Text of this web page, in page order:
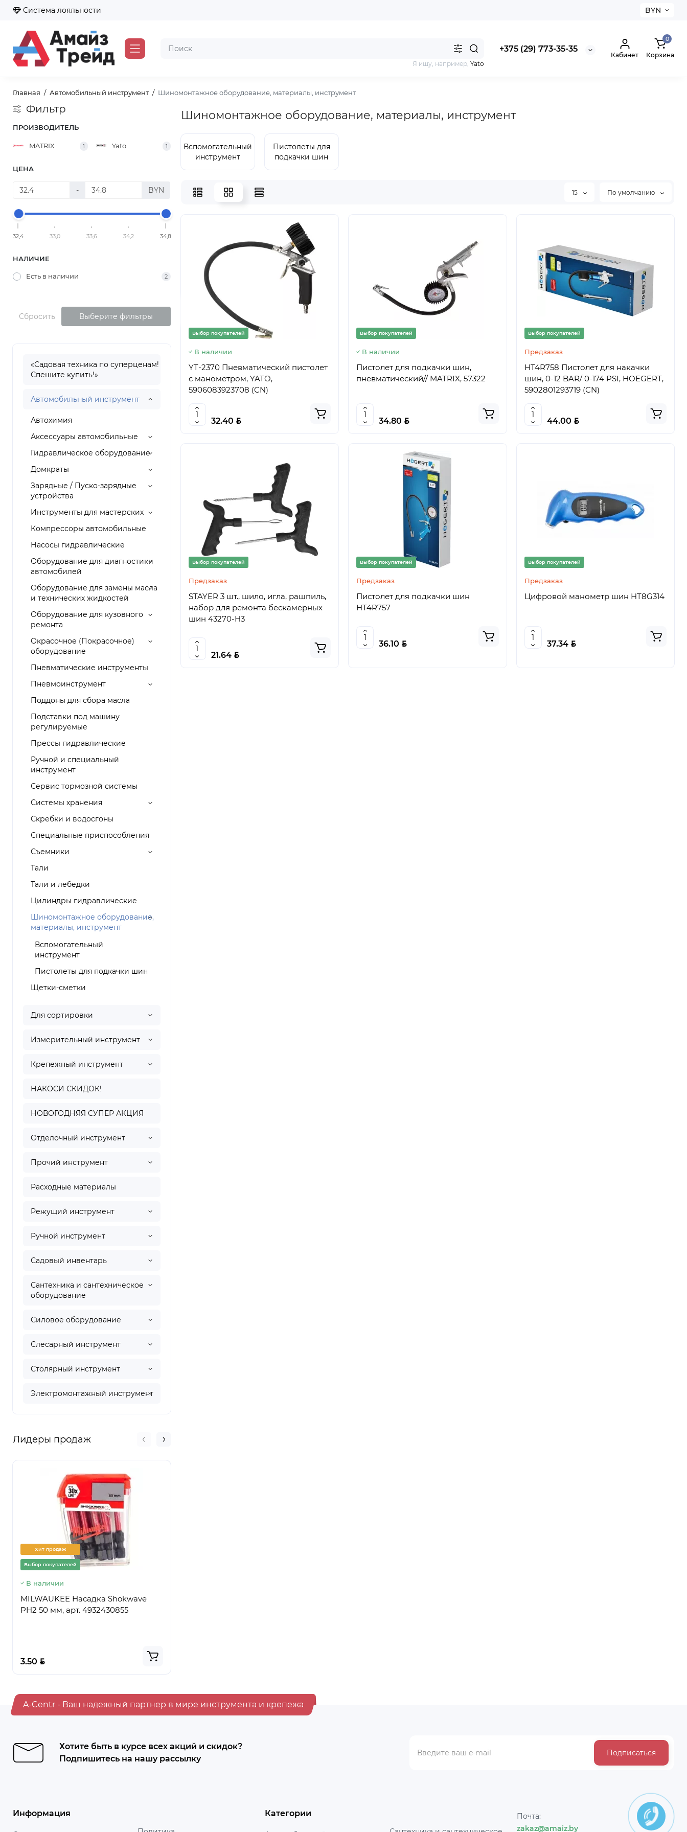
Система лояльности BYN
+375 (29) 773-35-35
Я ищу, например, Yato
Кабинет
0
Корзина
Главная Автомобильный инструмент Шиномонтажное оборудование, материалы, инструмент
Фильтр
ПРОИЗВОДИТЕЛЬ
MATRIX 1 Yato 1
ЦЕНА
- BYN
32,4 33,0 33,6 34,2 34,8
НАЛИЧИЕ
Есть в наличии 2
Сбросить Выберите фильтры
«Садовая техника по суперценам!
Спешите купить!»
Автомобильный инструмент
Автохимия
Аксессуары автомобильные
Гидравлическое оборудование
Домкраты
Зарядные / Пуско-зарядные
устройства
Инструменты для мастерских
Компрессоры автомобильные
Насосы гидравлические
Оборудование для диагностики
автомобилей
Оборудование для замены масла
и технических жидкостей
Оборудование для кузовного
ремонта
Окрасочное (Покрасочное)
оборудование
Пневматические инструменты
Пневмоинструмент
Поддоны для сбора масла
Подставки под машину
регулируемые
Прессы гидравлические
Ручной и специальный
инструмент
Сервис тормозной системы
Системы хранения
Скребки и водосгоны
Специальные приспособления
Съемники
Тали
Тали и лебедки
Цилиндры гидравлические
Шиномонтажное оборудование,
материалы, инструмент
Вспомогательный
инструмент
Пистолеты для подкачки шин
Щетки-сметки
Для сортировки
Измерительный инструмент
Крепежный инструмент
НАКОСИ СКИДОК!
НОВОГОДНЯЯ СУПЕР АКЦИЯ
Отделочный инструмент
Прочий инструмент
Расходные материалы
Режущий инструмент
Ручной инструмент
Садовый инвентарь
Сантехника и сантехническое
оборудование
Силовое оборудование
Слесарный инструмент
Столярный инструмент
Электромонтажный инструмент
Лидеры продаж
Хит продаж
Выбор покупателей
В наличии
MILWAUKEE Насадка Shokwave
PH2 50 мм, арт. 4932430855
3.50 BYN
Шиномонтажное оборудование, материалы, инструмент
Вспомогательный
инструмент
Пистолеты для
подкачки шин
15 По умолчанию
Выбор покупателей
В наличии
YT-2370 Пневматический пистолет
с манометром, YATO,
5906083923708 (CN)
32.40 BYN
Выбор покупателей
В наличии
Пистолет для подкачки шин,
пневматический// MATRIX, 57322
34.80 BYN
Выбор покупателей
Предзаказ
HT4R758 Пистолет для накачки
шин, 0-12 BAR/ 0-174 PSI, HOEGERT,
5902801293719 (CN)
44.00 BYN
Выбор покупателей
Предзаказ
STAYER 3 шт., шило, игла, рашпиль,
набор для ремонта бескамерных
шин 43270-H3
21.64 BYN
Выбор покупателей
Предзаказ
Пистолет для подкачки шин
HT4R757
36.10 BYN
Выбор покупателей
Предзаказ
Цифровой манометр шин HT8G314
37.34 BYN
A-Centr - Ваш надежный партнер в мире инструмента и крепежа
Хотите быть в курсе всех акций и скидок?
Подпишитесь на нашу рассылку
Подписаться
Информация Категории
Почта:
zakaz@amaiz.by